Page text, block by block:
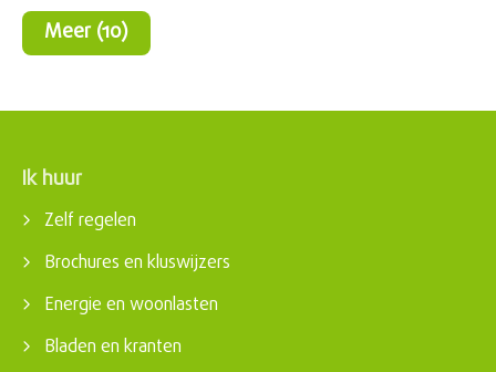
Meer(10)
Contactinformatie
Ik huur
Zelf regelen
Brochures en kluswijzers
Energie en woonlasten
Bladen en kranten